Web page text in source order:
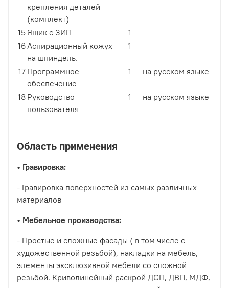
крепления деталей
(комплект)
15 Ящик с ЗИП
1
16 Аспирационный кожух
на шпиндель.
1
17 Программное
обеспечение
1 на русском языке
18 Руководство
пользователя
1 на русском языке
Область применения
• Гравировка:
- Гравировка поверхностей из самых различных
материалов
• Мебельное производства:
- Простые и сложные фасады ( в том числе с
художественной резьбой), накладки на мебель,
элементы эксклюзивной мебели со сложной
резьбой. Криволинейный раскрой ДСП, ДВП, МДФ,